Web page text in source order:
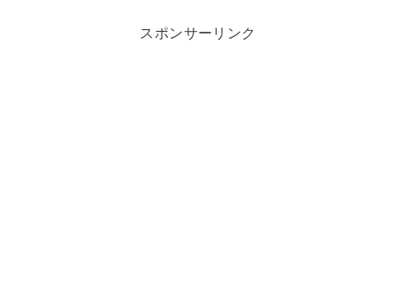
スポンサーリンク